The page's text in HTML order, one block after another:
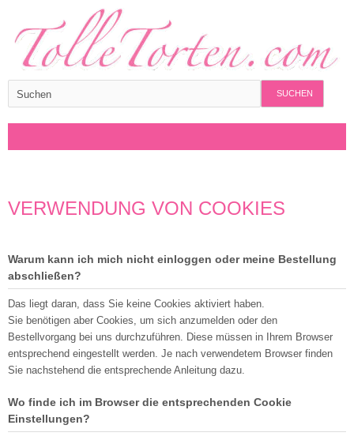
SUCHEN
VERWENDUNG VON COOKIES
Warum kann ich mich nicht einloggen oder meine Bestellung
abschließen?
Das liegt daran, dass Sie keine Cookies aktiviert haben.
Sie benötigen aber Cookies, um sich anzumelden oder den
Bestellvorgang bei uns durchzuführen. Diese müssen in Ihrem Browser
entsprechend eingestellt werden. Je nach verwendetem Browser finden
Sie nachstehend die entsprechende Anleitung dazu.
Wo finde ich im Browser die entsprechenden Cookie
Einstellungen?